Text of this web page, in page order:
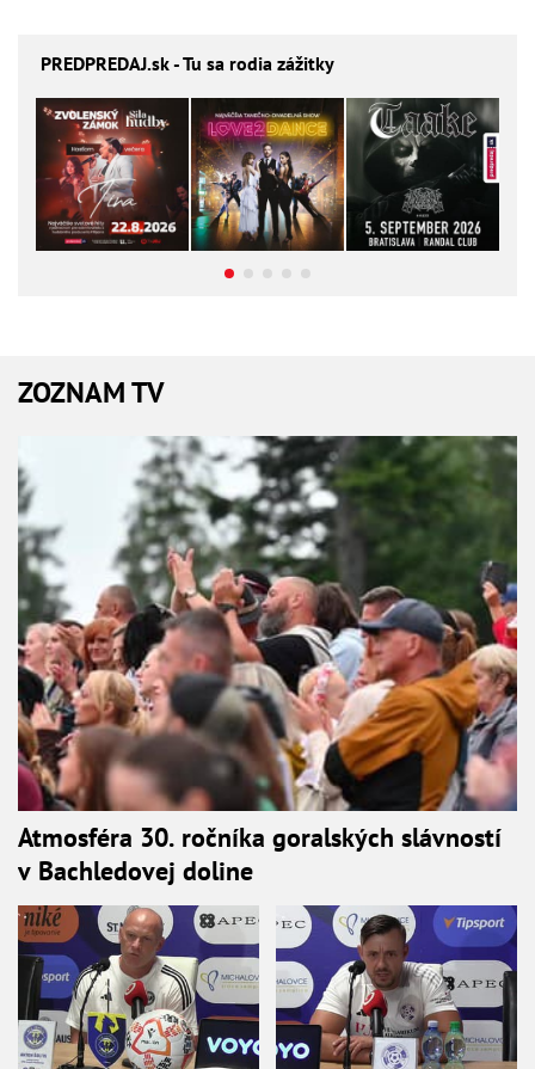
PREDPREDAJ.sk - Tu sa rodia zážitky
ZOZNAM TV
Atmosféra 30. ročníka goralských slávností
v Bachledovej doline